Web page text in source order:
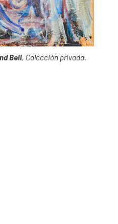
Bell, Colección privada.